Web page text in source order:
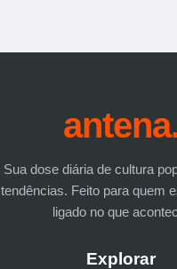
Sua dose diária de cultura
tendências. Feito para quem
ligado no que
Explorar